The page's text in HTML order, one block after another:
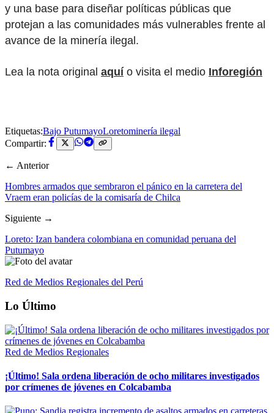
y una base para diseñar políticas públicas que
protejan a las comunidades más vulnerables frente al
avance de la minería ilegal.
Lea la nota original aquío visita el medio Inforegión
Etiquetas:Bajo PutumayoLoretominería ilegal
Compartir:
← Anterior
Hombres armados que sembraron el pánico en la carretera del
Vraem eran policías de la comisaría de Chilca
Siguiente →
Loreto: Izan bandera colombiana en comunidad peruana del
Putumayo
Red de Medios Regionales del Perú
Lo Último
Red de Medios Regionales
¡Último! Sala ordena liberación de ocho militares investigados
por crímenes de jóvenes en Colcabamba